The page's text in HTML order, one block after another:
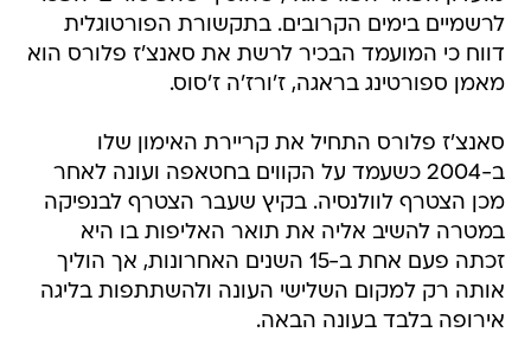
לרשמיים בימים הקרובים. בתקשורת הפורטוגלית
דווח כי המועמד הבכיר לרשת את סאנצ'ז פלורס הוא
מאמן ספורטינג בראגה, ז'ורז'ה ז'סוס.
סאנצ'ז פלורס התחיל את קריירת האימון שלו
ב-2004 כשעמד על הקווים בחטאפה ועונה לאחר
מכן הצטרף לוולנסיה. בקיץ שעבר הצטרף לבנפיקה
במטרה להשיב אליה את תואר האליפות בו היא
זכתה פעם אחת ב-15 השנים האחרונות, אך הוליך
אותה רק למקום השלישי העונה ולהשתתפות בליגה
אירופה בלבד בעונה הבאה.